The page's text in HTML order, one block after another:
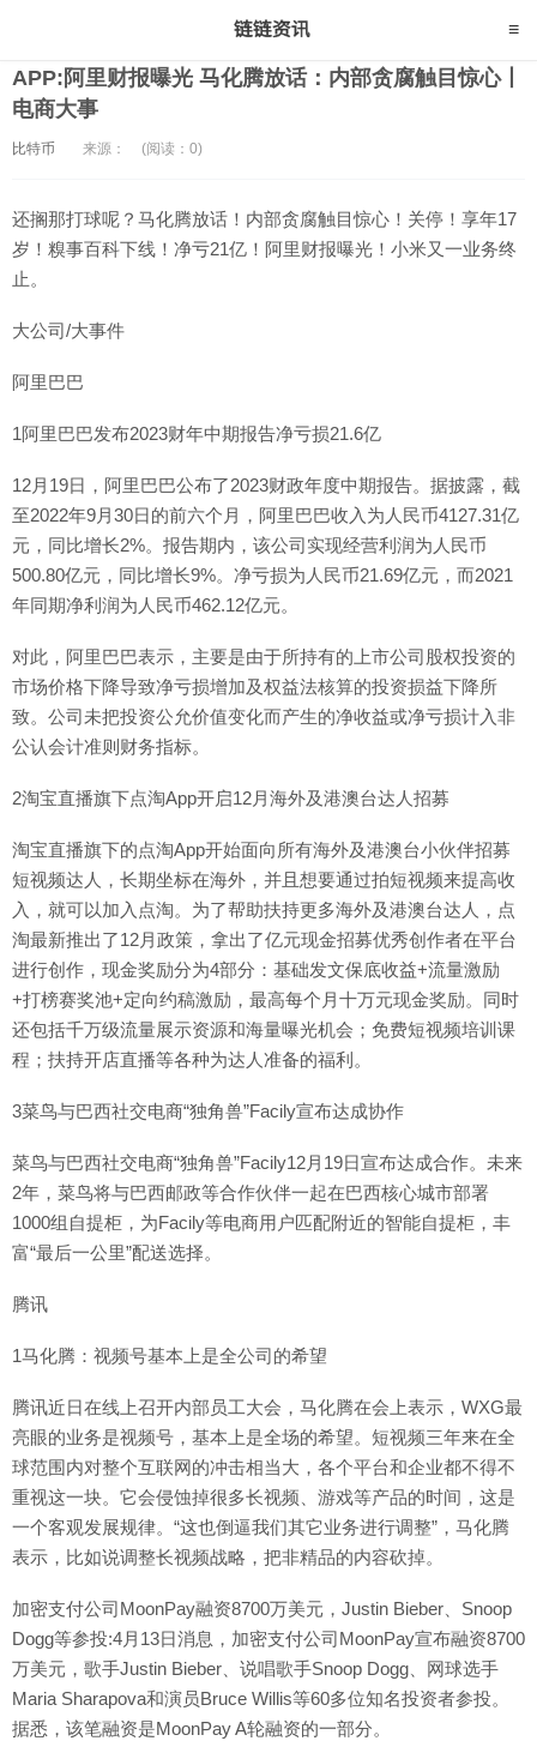
APP:阿里财报曝光 马化腾放话：内部贪腐触目惊心丨
电商大事
比特币 来源： (阅读：0)
还搁那打球呢？马化腾放话！内部贪腐触目惊心！关停！享年17
岁！糗事百科下线！净亏21亿！阿里财报曝光！小米又一业务终
止。
大公司/大事件
阿里巴巴
1阿里巴巴发布2023财年中期报告净亏损21.6亿
12月19日，阿里巴巴公布了2023财政年度中期报告。据披露，截
至2022年9月30日的前六个月，阿里巴巴收入为人民币4127.31亿
元，同比增长2%。报告期内，该公司实现经营利润为人民币
500.80亿元，同比增长9%。净亏损为人民币21.69亿元，而2021
年同期净利润为人民币462.12亿元。
对此，阿里巴巴表示，主要是由于所持有的上市公司股权投资的
市场价格下降导致净亏损增加及权益法核算的投资损益下降所
致。公司未把投资公允价值变化而产生的净收益或净亏损计入非
公认会计准则财务指标。
2淘宝直播旗下点淘App开启12月海外及港澳台达人招募
淘宝直播旗下的点淘App开始面向所有海外及港澳台小伙伴招募
短视频达人，长期坐标在海外，并且想要通过拍短视频来提高收
入，就可以加入点淘。为了帮助扶持更多海外及港澳台达人，点
淘最新推出了12月政策，拿出了亿元现金招募优秀创作者在平台
进行创作，现金奖励分为4部分：基础发文保底收益+流量激励
+打榜赛奖池+定向约稿激励，最高每个月十万元现金奖励。同时
还包括千万级流量展示资源和海量曝光机会；免费短视频培训课
程；扶持开店直播等各种为达人准备的福利。
3菜鸟与巴西社交电商“独角兽”Facily宣布达成协作
菜鸟与巴西社交电商“独角兽”Facily12月19日宣布达成合作。未来
2年，菜鸟将与巴西邮政等合作伙伴一起在巴西核心城市部署
1000组自提柜，为Facily等电商用户匹配附近的智能自提柜，丰
富“最后一公里”配送选择。
腾讯
1马化腾：视频号基本上是全公司的希望
腾讯近日在线上召开内部员工大会，马化腾在会上表示，WXG最
亮眼的业务是视频号，基本上是全场的希望。短视频三年来在全
球范围内对整个互联网的冲击相当大，各个平台和企业都不得不
重视这一块。它会侵蚀掉很多长视频、游戏等产品的时间，这是
一个客观发展规律。“这也倒逼我们其它业务进行调整”，马化腾
表示，比如说调整长视频战略，把非精品的内容砍掉。
加密支付公司MoonPay融资8700万美元，Justin Bieber、Snoop
Dogg等参投:4月13日消息，加密支付公司MoonPay宣布融资8700
万美元，歌手Justin Bieber、说唱歌手Snoop Dogg、网球选手
Maria Sharapova和演员Bruce Willis等60多位知名投资者参投。
据悉，该笔融资是MoonPay A轮融资的一部分。